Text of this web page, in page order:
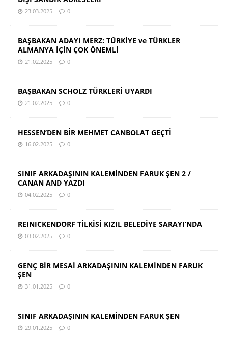
23.03.2025 0
BAŞBAKAN ADAYI MERZ: TÜRKİYE ve TÜRKLER
ALMANYA İÇİN ÇOK ÖNEMLİ
21.02.2025 0
BAŞBAKAN SCHOLZ TÜRKLERİ UYARDI
21.02.2025 0
HESSEN’DEN BİR MEHMET CANBOLAT GEÇTİ
16.02.2025 0
SINIF ARKADAŞININ KALEMİNDEN FARUK ŞEN 2 /
CANAN AND YAZDI
04.02.2025 0
REINICKENDORF TİLKİSİ KIZIL BELEDİYE SARAYI’NDA
03.02.2025 0
GENÇ BİR MESAİ ARKADAŞININ KALEMİNDEN FARUK
ŞEN
31.01.2025 0
SINIF ARKADAŞININ KALEMİNDEN FARUK ŞEN
29.01.2025 0